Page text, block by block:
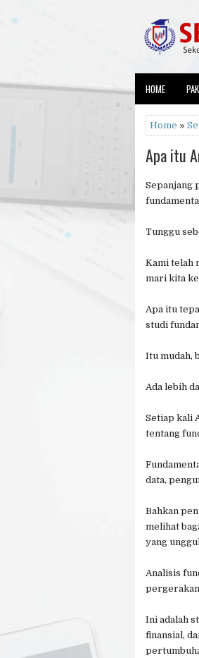
HOME
Home »
Apa itu
Sepanjang
Tunggu
Kami telah
mari kita
Apa itu
studi
Itu mudah,
Ada lebih
Setiap kali
tentang
data,
Bahkan
melihat
yang
Analisis
pergerakan
Ini adalah
finansial,